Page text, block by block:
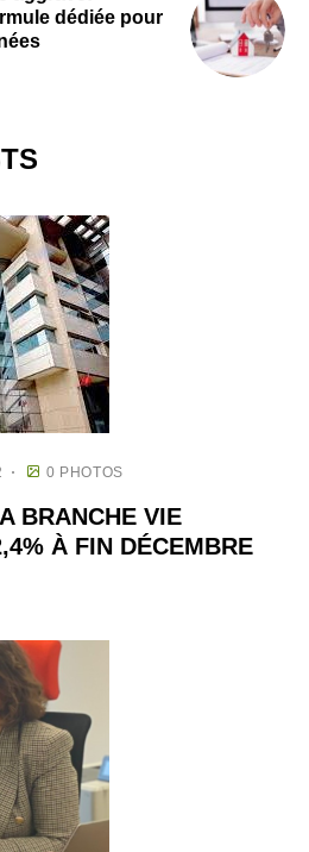
dédiée pour
0 PHOTOS
BRANCHE VIE
À FIN DÉCEMBRE